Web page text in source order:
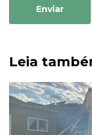
Enviar
Leia